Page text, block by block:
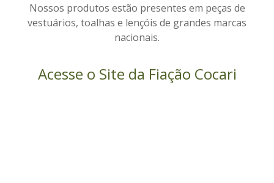
Nossos produtos estão presentes em peças de
vestuários, toalhas e lençóis de grandes marcas
nacionais.
Acesse o Site da Fiação Cocari